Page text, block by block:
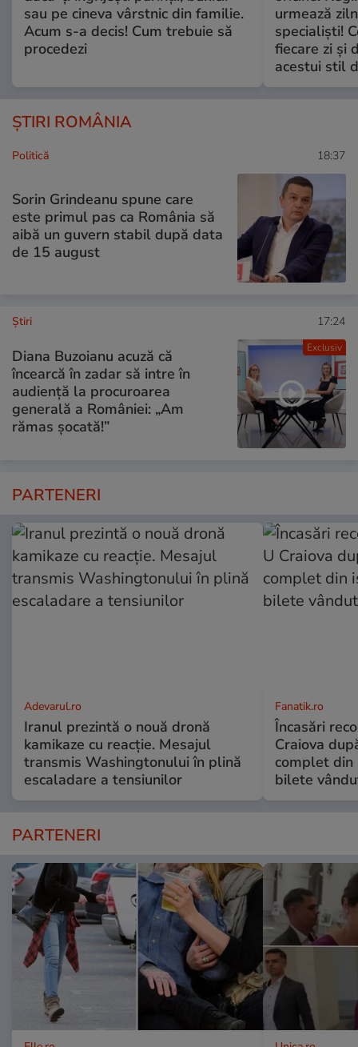
sau pe cineva vârstnic din familie.
Acum s-a decis! Cum trebuie să
procedezi
urmează
specialiști!
fiecare zi și
acestui stil
ȘTIRI ROMÂNIA
Politică 18:37
Sorin Grindeanu spune care
este primul pas ca România să
aibă un guvern stabil după data
de 15 august
Exclusiv
Ştiri 17:24
Diana Buzoianu acuză că
încearcă în zadar să intre în
audiență la procuroarea
generală a României: „Am
rămas șocată!”
PARTENERI
Adevarul.ro
Iranul prezintă o nouă dronă
kamikaze cu reacție. Mesajul
transmis Washingtonului în plină
escaladare a tensiunilor
Fanatik.ro
Încasări
Craiova
complet din
bilete
PARTENERI